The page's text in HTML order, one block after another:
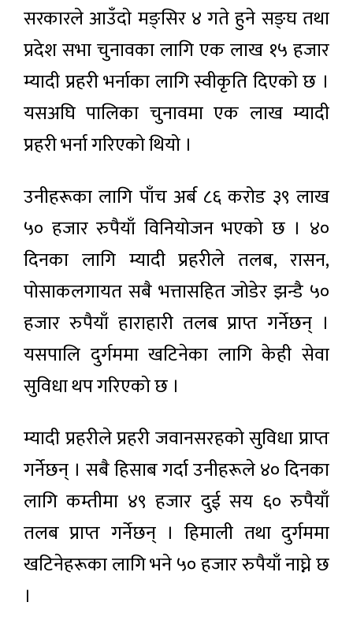
सरकारले आउँदाे मङ्सिर ४ गते हुने सङ्घ तथा
प्रदेश सभा चुनावका लागि एक लाख १५ हजार
म्यादी प्रहरी भर्नाका लागि स्वीकृति दिएको छ ।
यसअघि पालिका चुनावमा एक लाख म्यादी
प्रहरी भर्ना गरिएको थियो ।
उनीहरूका लागि पाँच अर्ब ८६ करोड ३९ लाख
५० हजार रुपैयाँ विनियोजन भएको छ । ४०
दिनका लागि म्यादी प्रहरीले तलब, रासन,
पोसाकलगायत सबै भत्तासहित जोडेर झन्डै ५०
हजार रुपैयाँ हाराहारी तलब प्राप्त गर्नेछन् ।
यसपालि दुर्गममा खटिनेका लागि केही सेवा
सुविधा थप गरिएको छ ।
म्यादी प्रहरीले प्रहरी जवानसरहको सुविधा प्राप्त
गर्नेछन् । सबै हिसाब गर्दा उनीहरूले ४० दिनका
लागि कम्तीमा ४९ हजार दुई सय ६० रुपैयाँ
तलब प्राप्त गर्नेछन् । हिमाली तथा दुर्गममा
खटिनेहरूका लागि भने ५० हजार रुपैयाँ नाघ्ने छ
।